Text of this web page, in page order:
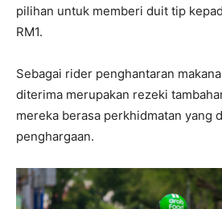
pilihan untuk memberi duit tip
RM1.
Sebagai rider penghantaran
diterima merupakan rezeki
mereka berasa perkhidmatan yang
penghargaan.